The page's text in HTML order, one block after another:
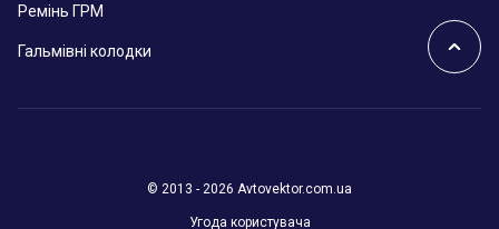
Ремінь ГРМ
Гальмівні колодки
© 2013 - 2026 Avtovektor.com.ua
Угода користувача